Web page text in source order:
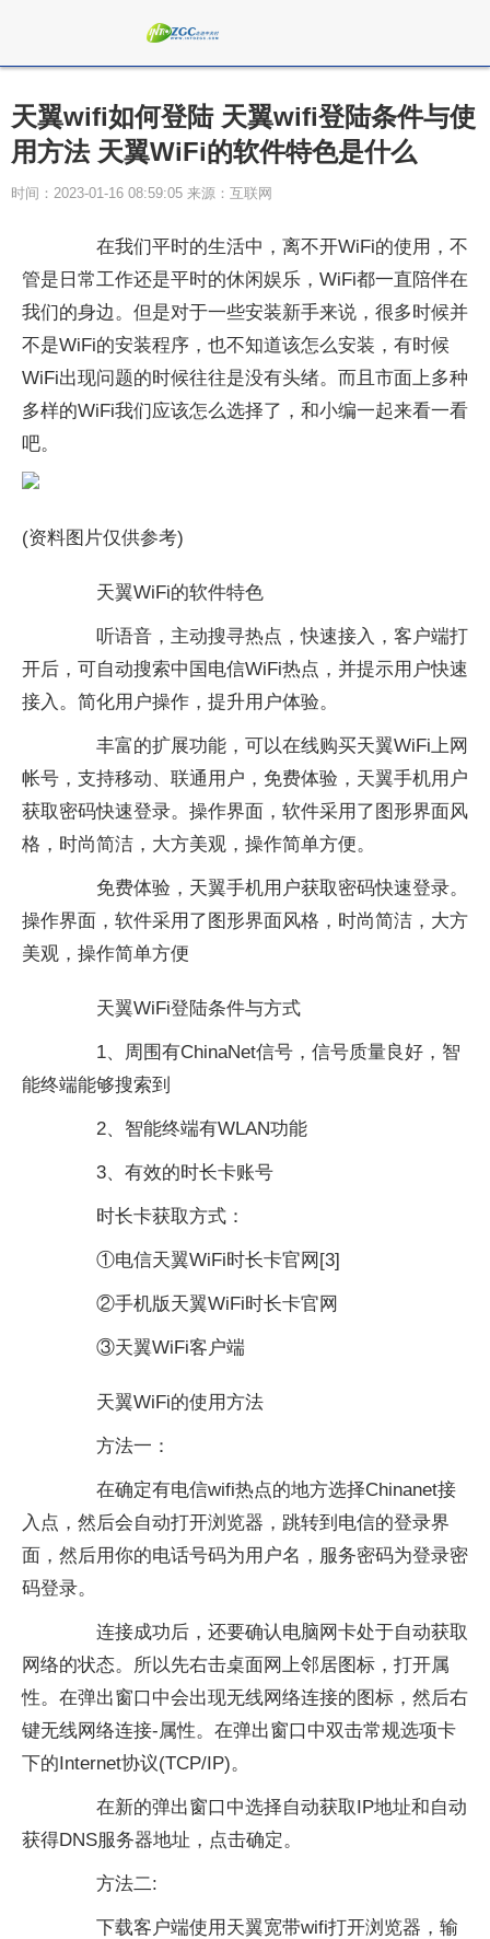
天翼wifi如何登陆 天翼wifi登陆条件与使
用方法 天翼WiFi的软件特色是什么
时间：2023-01-16 08:59:05 来源：互联网
在我们平时的生活中，离不开WiFi的使用，不
管是日常工作还是平时的休闲娱乐，WiFi都一直陪伴在
我们的身边。但是对于一些安装新手来说，很多时候并
不是WiFi的安装程序，也不知道该怎么安装，有时候
WiFi出现问题的时候往往是没有头绪。而且市面上多种
多样的WiFi我们应该怎么选择了，和小编一起来看一看
吧。
(资料图片仅供参考)
天翼WiFi的软件特色
听语音，主动搜寻热点，快速接入，客户端打
开后，可自动搜索中国电信WiFi热点，并提示用户快速
接入。简化用户操作，提升用户体验。
丰富的扩展功能，可以在线购买天翼WiFi上网
帐号，支持移动、联通用户，免费体验，天翼手机用户
获取密码快速登录。操作界面，软件采用了图形界面风
格，时尚简洁，大方美观，操作简单方便。
免费体验，天翼手机用户获取密码快速登录。
操作界面，软件采用了图形界面风格，时尚简洁，大方
美观，操作简单方便
天翼WiFi登陆条件与方式
1、周围有ChinaNet信号，信号质量良好，智
能终端能够搜索到
2、智能终端有WLAN功能
3、有效的时长卡账号
时长卡获取方式：
①电信天翼WiFi时长卡官网[3]
②手机版天翼WiFi时长卡官网
③天翼WiFi客户端
天翼WiFi的使用方法
方法一：
在确定有电信wifi热点的地方选择Chinanet接
入点，然后会自动打开浏览器，跳转到电信的登录界
面，然后用你的电话号码为用户名，服务密码为登录密
码登录。
连接成功后，还要确认电脑网卡处于自动获取
网络的状态。所以先右击桌面网上邻居图标，打开属
性。在弹出窗口中会出现无线网络连接的图标，然后右
键无线网络连接-属性。在弹出窗口中双击常规选项卡
下的Internet协议(TCP/IP)。
在新的弹出窗口中选择自动获取IP地址和自动
获得DNS服务器地址，点击确定。
方法二:
下载客户端使用天翼宽带wifi打开浏览器，输